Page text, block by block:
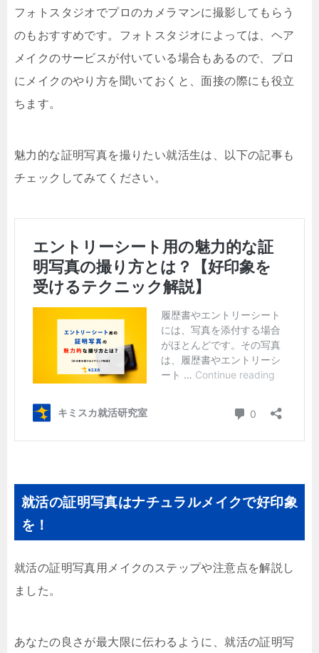
フォトスタジオでプロのカメラマンに撮影してもらう
のもおすすめです。フォトスタジオによっては、ヘア
メイクのサービスが付いている場合もあるので、プロ
にメイクのやり方を聞いておくと、面接の際にも役立
ちます。
魅力的な証明写真を撮りたい就活生は、以下の記事も
チェックしてみてください。
就活の証明写真はナチュラルメイクで好印象
を！
就活の証明写真用メイクのステップや注意点を解説し
ました。
あなたの良さが最大限に伝わるように、就活の証明写